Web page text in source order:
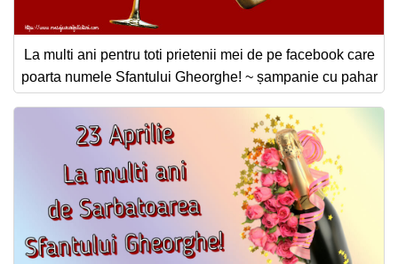
La multi ani pentru toti prietenii mei de pe facebook care
poarta numele Sfantului Gheorghe! ~ șampanie cu pahar